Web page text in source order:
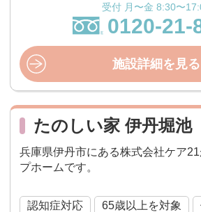
受付 月〜金 8:30〜
0120-21-
施設詳細を見る
たのしい家 伊丹堀池
兵庫県伊丹市にある株式会社ケア
プホームです。
認知症対応 65歳以上を対象